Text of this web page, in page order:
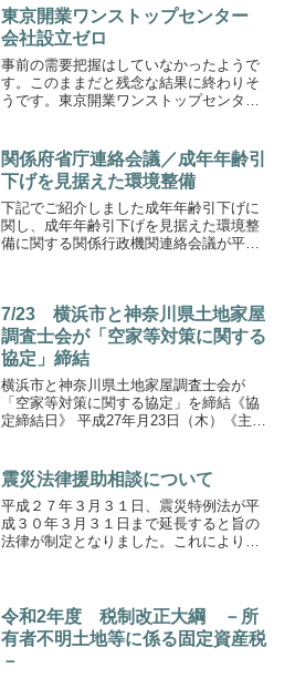
わります。（１）“マイページ機能”で請求
や管理が便利になりま...
東京開業ワンストップセンター
会社設立ゼロ
事前の需要把握はしていなかったようで
す。このままだと残念な結果に終わりそ
うです。東京開業ワンストップセンター
イノベーションの拠点として、国...
関係府省庁連絡会議／成年年齢引
下げを見据えた環境整備
下記でご紹介しました成年年齢引下げに
関し、成年年齢引下げを見据えた環境整
備に関する関係行政機関連絡会議が平成
引下げを見据えた環境整備...
7/23 横浜市と神奈川県土地家屋
調査士会が「空家等対策に関する
協定」締結
横浜市と神奈川県土地家屋調査士会が
「空家等対策に関する協定」を締結《協
定締結日》 平成27年月23日（木）《主な
の所有者等を対象にした相談対応・相談
内容：建物の表題・...
震災法律援助相談について
平成２７年３月３１日、震災特例法が平
成３０年３月３１日まで延長すると旨の
法律が制定となりました。これにより、
す。◇震災法律援助「東日本...
令和2年度 税制改正大綱 －所
有者不明土地等に係る固定資産税
－